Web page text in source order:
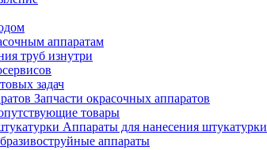
аппаратам
труб изнутри
задач
Запчасти окрасочных аппаратов
товары
Аппараты для нанесения штукатурки
аппараты